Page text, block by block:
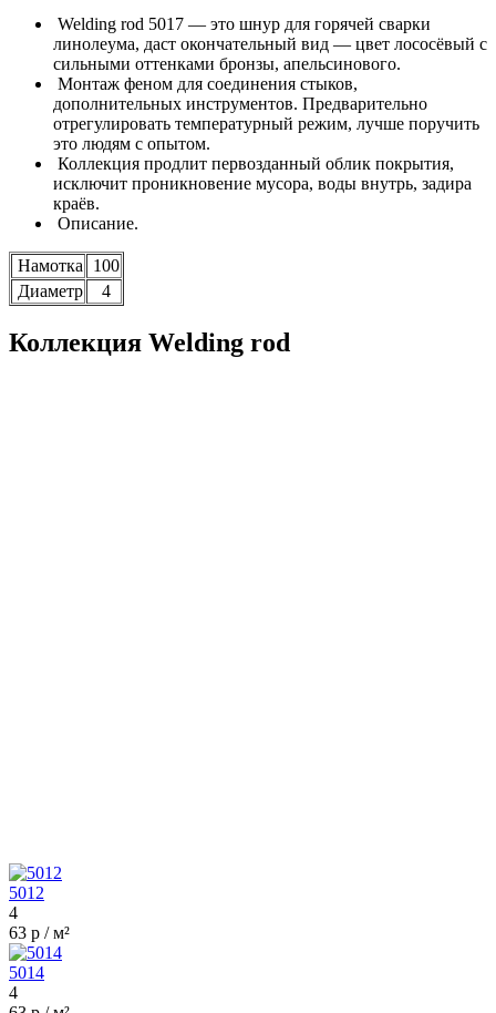
Welding rod 5017 — это шнур для горячей сварки
линолеума, даст окончательный вид — цвет лососёвый с
сильными оттенками бронзы, апельсинового.
Монтаж феном для соединения стыков,
дополнительных инструментов. Предварительно
отрегулировать температурный режим, лучше поручить
это людям с опытом.
Коллекция продлит первозданный облик покрытия,
исключит проникновение мусора, воды внутрь, задира
краёв.
Описание.
Намотка
100
Диаметр
4
Коллекция Welding rod
5012
4
63 р / м²
5014
4